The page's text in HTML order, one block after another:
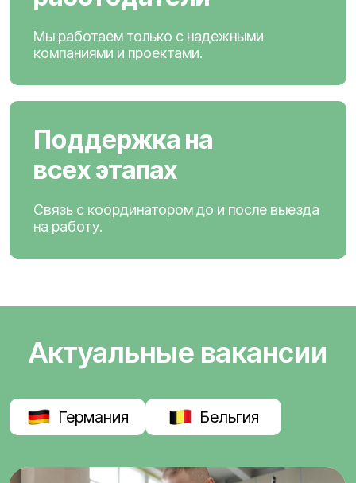
Мы работаем только с надежными
компаниями и проектами.
Поддержка на
всех этапах
Связь с координатором до и после выезда
на работу.
Актуальные вакансии
Германия Бельгия